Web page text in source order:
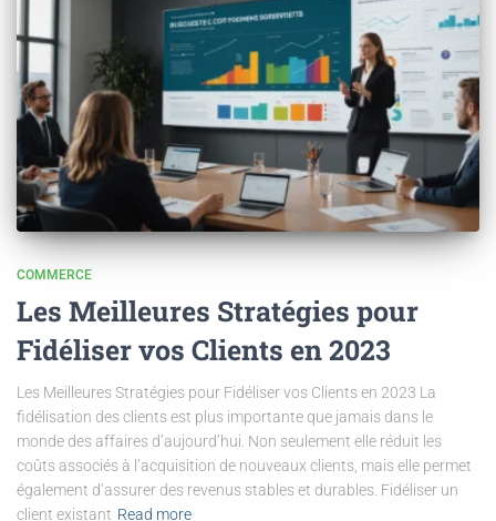
COMMERCE
Les Meilleures Stratégies pour
Fidéliser vos Clients en 2023
Les Meilleures Stratégies pour Fidéliser vos Clients en 2023 La
fidélisation des clients est plus importante que jamais dans le
monde des affaires d’aujourd’hui. Non seulement elle réduit les
coûts associés à l’acquisition de nouveaux clients, mais elle permet
également d’assurer des revenus stables et durables. Fidéliser un
client existant Read more